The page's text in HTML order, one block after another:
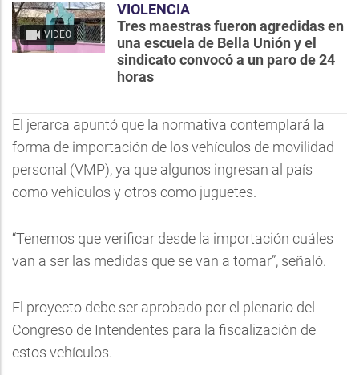
VIDEO
VIOLENCIA
Tres maestras fueron agredidas en
una escuela de Bella Unión y el
sindicato convocó a un paro de 24
horas
El jerarca apuntó que la normativa contemplará la
forma de importación de los vehículos de movilidad
personal (VMP), ya que algunos ingresan al país
como vehículos y otros como juguetes.
“Tenemos que verificar desde la importación cuáles
van a ser las medidas que se van a tomar”, señaló.
El proyecto debe ser aprobado por el plenario del
Congreso de Intendentes para la fiscalización de
estos vehículos.